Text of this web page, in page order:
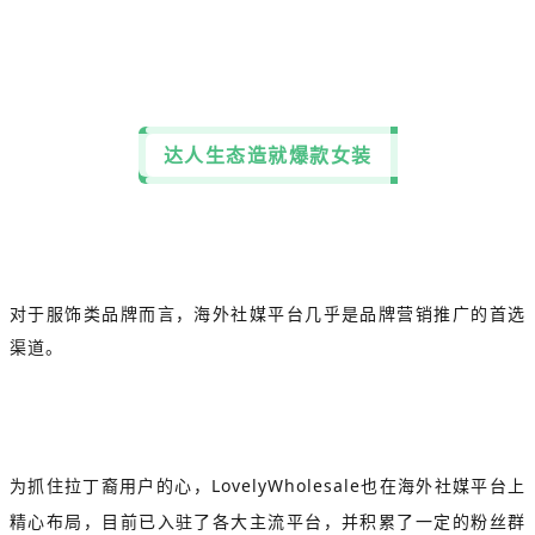
达人生态造就爆款女装
对于服饰类品牌而言，海外社媒平台几乎是品牌营销推广的首选
渠道。
为抓住拉丁裔用户的心，LovelyWholesale也在海外社媒平台上
精心布局，目前已入驻了各大主流平台，并积累了一定的粉丝群